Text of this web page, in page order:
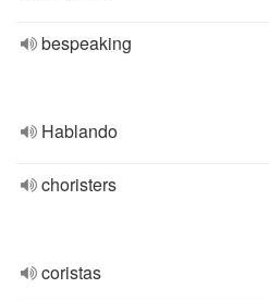
bespeaking
Hablando
choristers
coristas